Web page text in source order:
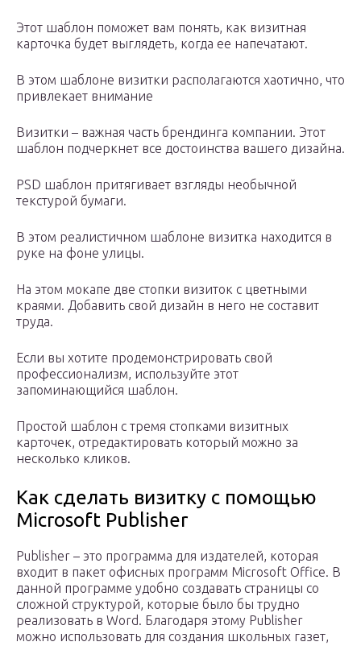
Этот шаблон поможет вам понять, как визитная
карточка будет выглядеть, когда ее напечатают.
В этом шаблоне визитки располагаются хаотично, что
привлекает внимание
Визитки – важная часть брендинга компании. Этот
шаблон подчеркнет все достоинства вашего дизайна.
PSD шаблон притягивает взгляды необычной
текстурой бумаги.
В этом реалистичном шаблоне визитка находится в
руке на фоне улицы.
На этом мокапе две стопки визиток с цветными
краями. Добавить свой дизайн в него не составит
труда.
Если вы хотите продемонстрировать свой
профессионализм, используйте этот
запоминающийся шаблон.
Простой шаблон с тремя стопками визитных
карточек, отредактировать который можно за
несколько кликов.
Как сделать визитку с помощью
Microsoft Publisher
Publisher – это программа для издателей, которая
входит в пакет офисных программ Microsoft Office. В
данной программе удобно создавать страницы со
сложной структурой, которые было бы трудно
реализовать в Word. Благодаря этому Publisher
можно использовать для создания школьных газет,